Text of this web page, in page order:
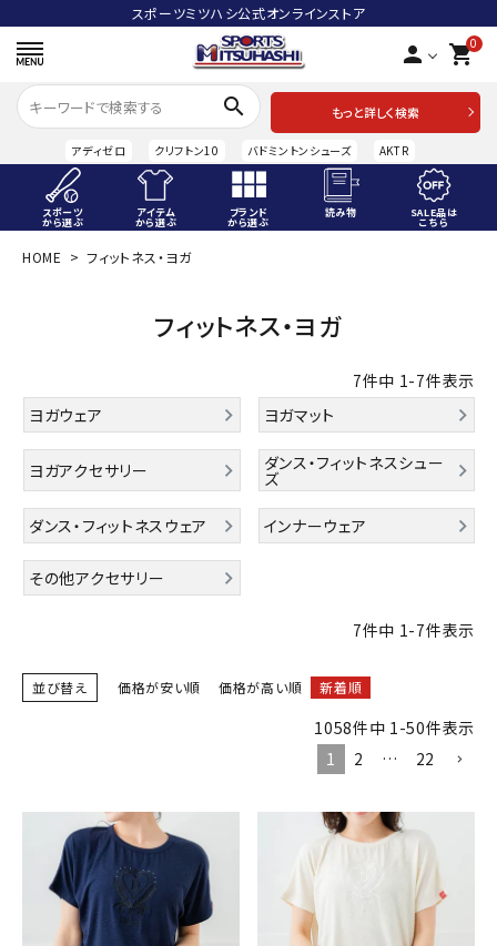
スポーツミツハシ公式オンラインストア
person 0
shopping_cart
search
もっと詳しく検索
アディゼロ クリフトン10 バドミントンシューズ AKTR
スポーツ
から選ぶ
アイテム
から選ぶ
ブランド
から選ぶ
読み物 SALE品は
こちら
ACCOUNT MENU
person
スポーツから選ぶ
アイテムから選ぶ
ブランドから選ぶ
SALE品はこちら
ご利用ガイド
特定商取引法
プライバシーポリシー
HOME フィットネス・ヨガ
フィットネス・ヨガ
7件中 1-7件表示
ヨガウェア
ヨガマット
ヨガアクセサリー ダンス・フィットネスシュー
ズ
ダンス・フィットネスウェア インナーウェア
その他アクセサリー
7件中 1-7件表示
並び替え 価格が安い順 価格が高い順 新着順
1058件中 1-50件表示
1
2 … 22